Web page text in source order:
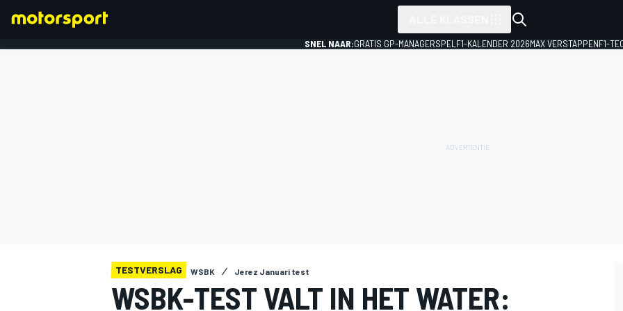
SNEL NAAR:GRATIS GP-MANAGERSPEL F1-KALENDER 2026MAX VERSTAPPENF1-
TESTVERSLAG WSBK Jerez Januari test
WSBK-TEST VALT IN HET WATER: